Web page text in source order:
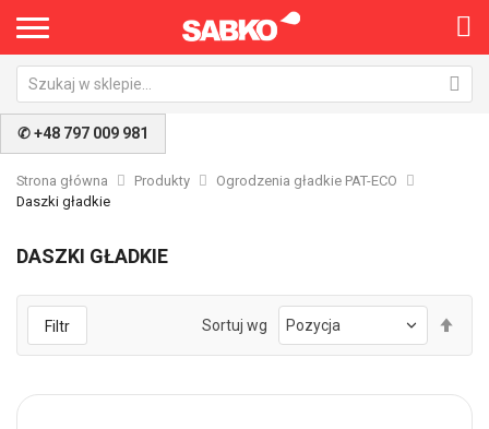
✆ +48 797 009 981
Strona główna Produkty
Ogrodzenia gładkie PAT-ECO
Daszki gładkie
DASZKI GŁADKIE
Filtr Sortuj wg